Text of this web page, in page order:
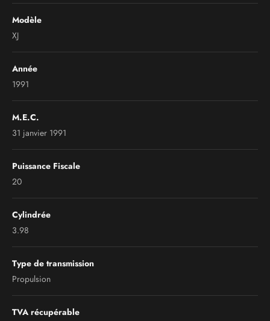
Modèle
XJ
Année
1991
M.E.C.
31 janvier 1991
Puissance Fiscale
20
Cylindrée
3.98
Type de transmission
Propulsion
TVA récupérable